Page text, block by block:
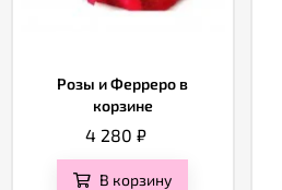
Розы и Ферреро в
корзине
4 280₽
В корзину